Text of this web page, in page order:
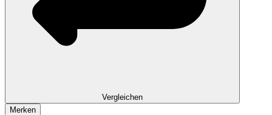
Vergleichen
Merken